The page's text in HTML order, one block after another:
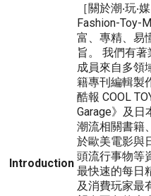
Introduction
［關於潮‧玩
Fashion-Toy-
富、專精、易
旨。 我們有
成員來自多領
籍專刊編輯製
酷報 COOL
Garage》及日
潮流相關書籍
於歐美電影與
頭流行事物等
最快速的每日
及消費玩家最